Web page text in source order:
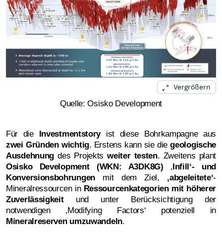
Vergrößern
Quelle: Osisko Development
Für die Investmentstoryist diese Bohrkampagne aus
zwei Gründen wichtig. Erstens kann sie diegeologische
Ausdehnung des Projektsweiter testen. Zweitens plant
Osisko Development (WKN: A3DK8G) ‚Infill‘- und
Konversionsbohrungen mit dem Ziel, ‚abgeleitete‘-
Mineralressourcen in Ressourcenkategorien mit höherer
Zuverlässigkeitund unter Berücksichtigung der
notwendigen ‚Modifying Factors‘ potenziell in
Mineralreserven umzuwandeln.